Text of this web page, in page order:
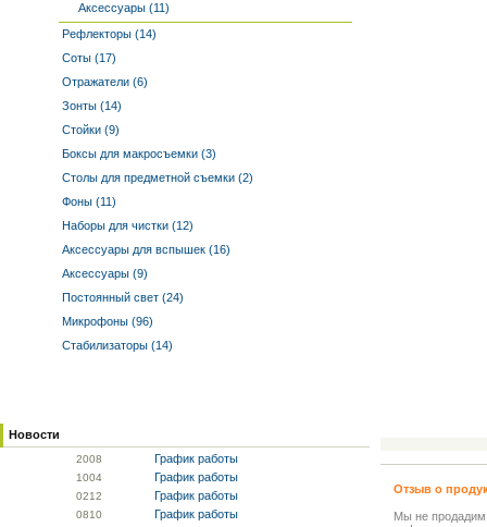
Аксессуары (11)
Рефлекторы (14)
Соты (17)
Отражатели (6)
Зонты (14)
Стойки (9)
Боксы для макросъемки (3)
Столы для предметной съемки (2)
Фоны (11)
Наборы для чистки (12)
Аксессуары для вспышек (16)
Аксессуары (9)
Постоянный свет (24)
Микрофоны (96)
Стабилизаторы (14)
Новости
2008 График работы
1004 График работы
0212 График работы
0810 График работы
Отзыв о
Мы не